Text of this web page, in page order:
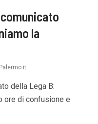
la
della Lega B:
ore di confusione e